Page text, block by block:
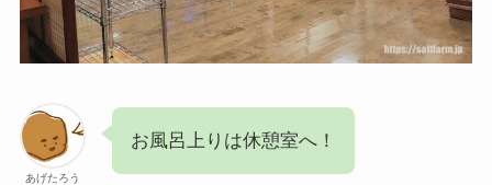
あげたろう
お風呂上りは休憩室へ！